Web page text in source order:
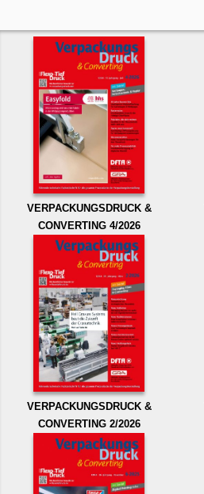
VERPACKUNGSDRUCK &
CONVERTING 4/2026
VERPACKUNGSDRUCK &
CONVERTING 2/2026